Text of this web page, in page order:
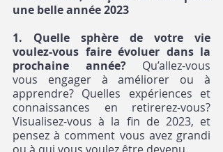
une belle année 2023
1. Quelle sphère de votre vie
voulez-vous faire évoluer dans la
prochaine année? Qu’allez-vous
vous engager à améliorer ou à
apprendre? Quelles expériences et
connaissances en retirerez-vous?
Visualisez-vous à la fin de 2023, et
pensez à comment vous avez grandi